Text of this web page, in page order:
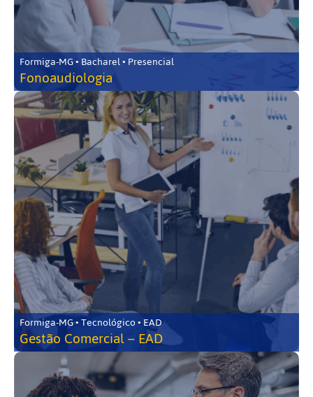
Formiga-MG • Bacharel • Presencial
Fonoaudiologia
Formiga-MG • Tecnológico • EAD
Gestão Comercial – EAD